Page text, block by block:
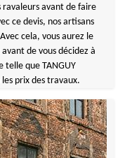
ravaleurs avant de faire
ce devis, nos artisans
cela, vous aurez le
de vous décidez à
que TANGUY
les prix des travaux.